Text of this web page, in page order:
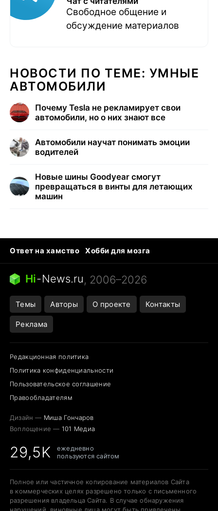
Свободное общение и
обсуждение материалов
НОВОСТИ ПО ТЕМЕ: УМНЫЕ
АВТОМОБИЛИ
Почему Tesla не рекламирует свои
автомобили, но о них знают все
Автомобили научат понимать эмоции
водителей
Новые шины Goodyear смогут
превращаться в винты для летающих
машин
Ответ на хамство
Хобби для мозга
Бензин 100 и 95
Тунцы в океанариуме
Следующая пандемия
Hi-News.ru, 2006–2026
Темы Авторы О проекте Контакты
Реклама
Редакционная политика
Политика конфиденциальности
Пользовательское соглашение
Правообладателям
Дизайн — Миша Гончаров
Воплощение — 101 Медиа
29,5K
ежедневно
пользуются сайтом
Полное или частичное копирование материалов Сайта
в коммерческих целях разрешено только с письменного
разрешения владельца Сайта. В случае обнаружения